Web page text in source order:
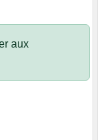
aux